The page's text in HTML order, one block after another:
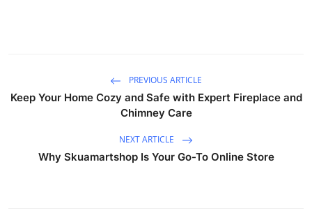
PREVIOUS ARTICLE
Keep Your Home Cozy and Safe with Expert Fireplace and
Chimney Care
NEXT ARTICLE
Why Skuamartshop Is Your Go-To Online Store